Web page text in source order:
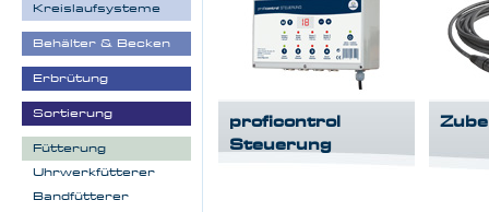
proficontrol
Steuerung
Kreislaufsysteme
Behälter & Becken
Erbrütung
Sortierung
Fütterung
Uhrwerkfütterer
Bandfütterer